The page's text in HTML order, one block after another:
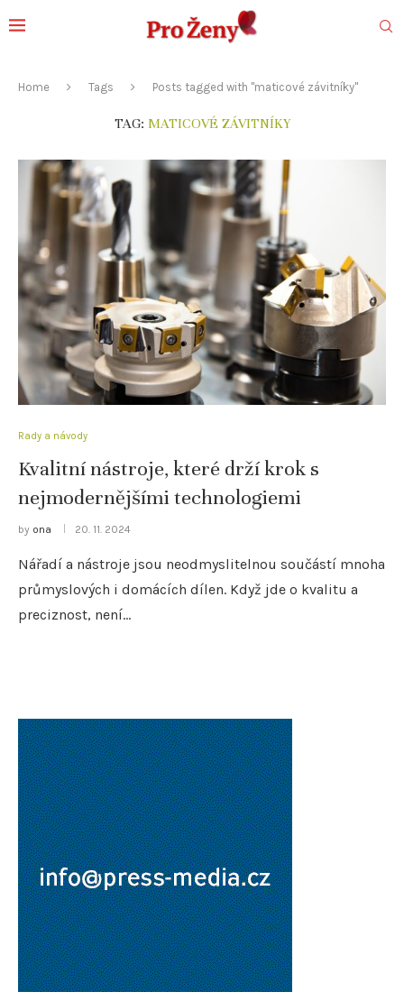
Home Tags Posts tagged with "maticové závitníky"
TAG: MATICOVÉ ZÁVITNÍKY
Rady a návody
Kvalitní nástroje, které drží krok s
nejmodernějšími technologiemi
by ona 20. 11. 2024
Nářadí a nástroje jsou neodmyslitelnou součástí mnoha
průmyslových i domácích dílen. Když jde o kvalitu a
preciznost, není…